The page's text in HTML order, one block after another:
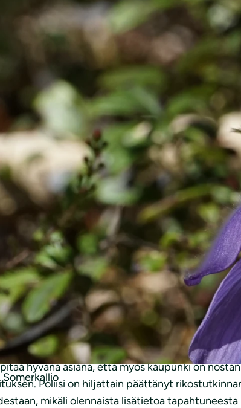
Somerkallio
seudun luonnonsuojeluyhdistys
on erittäin uhanalainen laji, joka on
mutta on Suomen metsittyessä menettänyt
mikä tekee jokaisesta esiintymästä erittäin
anastus oli myös hyvin
elinympäristön. Yhdistys muistuttaa, että
Tarhakylmänkukka on yhtä kaunis
hyvänä asiana, että myös kaupunki on
Poliisi on hiljattain päättänyt
mikäli olennaista lisätietoa